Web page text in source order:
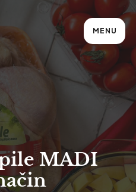
MENU
MADI